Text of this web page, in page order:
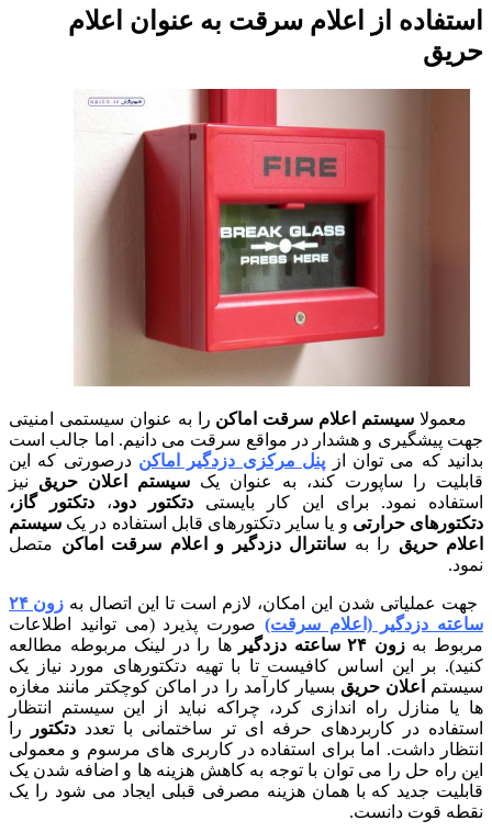
استفاده از اعلام سرقت به عنوان اعلام
حریق
معمولا سیستم اعلام سرقت اماکن را به عنوان سیستمی امنیتی
جهت پیشگیری و هشدار در مواقع سرقت می دانیم. اما جالب است
بدانید که می توان از پنل مرکزی دزدگیر اماکن درصورتی که این
قابلیت را ساپورت کند، به عنوان یک سیستم اعلان حریق نیز
استفاده نمود. برای این کار بایستی دتکتور دود، دتکتور گاز،
دتکتورهای حرارتی و یا سایر دتکتورهای قابل استفاده در یک سیستم
اعلام حریق را به سانترال دزدگیر و اعلام سرقت اماکن متصل
نمود.
جهت عملیاتی شدن این امکان، لازم است تا این اتصال به
زون ۲۴
ساعته دزدگیر (اعلام سرقت) صورت پذیرد (می توانید اطلاعات
مربوط بهزون ۲۴ ساعته دزدگیر
ها را در لینک مربوطه مطالعه
کنید). بر این اساس کافیست تا با تهیه دتکتورهای مورد نیاز یک
سیستم
اعلان حریق بسیار کارآمد را در اماکن کوچکتر مانند مغازه
ها یا منازل راه اندازی کرد، چراکه نباید از این سیستم انتظار
استفاده در کاربردهای حرفه ای تر ساختمانی با تعدد دتکتور
را
انتظار داشت. اما برای استفاده در کاربری های مرسوم و معمولی
این راه حل را می توان با توجه به کاهش هزینه ها و اضافه شدن یک
قابلیت جدید که با همان هزینه مصرفی قبلی ایجاد می شود را یک
نقطه قوت دانست.